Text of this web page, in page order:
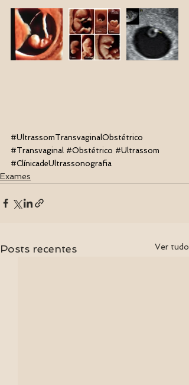
#UltrassomTransvaginalObstétrico
#Transvaginal #Obstétrico #Ultrassom
#ClínicadeUltrassonografia
Exames
Posts recentes Ver tudo